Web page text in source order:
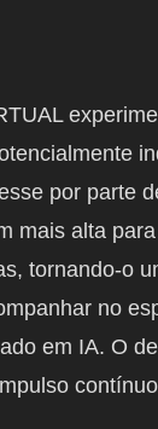
por parte
mais alta
tornando-o
no
em IA. O